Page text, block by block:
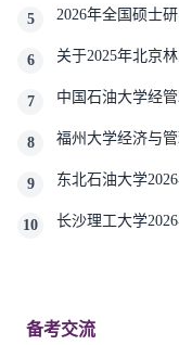
5
2026年全国硕士
6
关于2025年北京
7
中国石油大学经
8
福州大学经济与
9
东北石油大学
10 长沙理工大学
备考交流